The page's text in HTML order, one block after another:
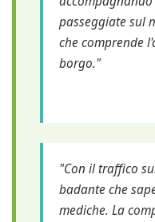
passeggiate sul
che comprende
borgo."
"Con il traffico
badante che
mediche. La